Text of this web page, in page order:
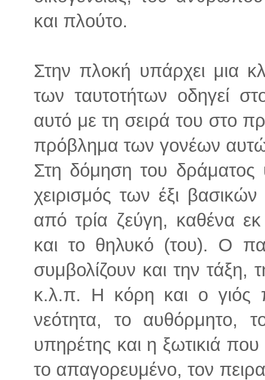
και πλούτο.
Στην πλοκή υπάρχει μια
των ταυτοτήτων οδηγεί
αυτό με τη σειρά του στο
πρόβλημα των γονέων
Στη δόμηση του δράματος
χειρισμός των έξι
από τρία ζεύγη, καθένα
και το θηλυκό (του). Ο
συμβολίζουν και την
κ.λ.π. Η κόρη και ο γιός
νεότητα, το αυθόρμητο,
υπηρέτης και η ξωτικιά
το απαγορευμένο, τον